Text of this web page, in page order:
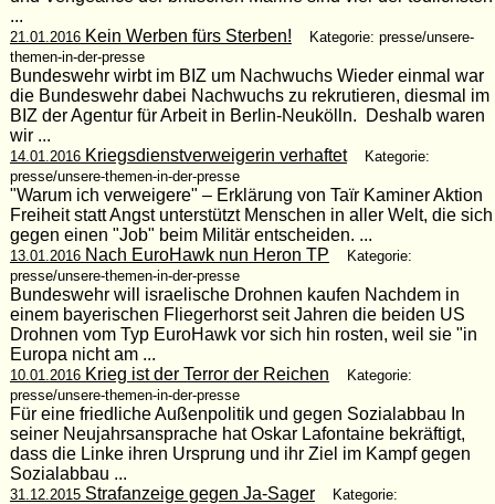
...
21.01.2016Kein Werben fürs Sterben!
Kategorie: presse/unsere-
themen-in-der-presse
Bundeswehr wirbt im BIZ um Nachwuchs Wieder einmal war
die Bundeswehr dabei Nachwuchs zu rekrutieren, diesmal im
BIZ der Agentur für Arbeit in Berlin-Neukölln. Deshalb waren
wir ...
14.01.2016Kriegsdienstverweigerin verhaftet
Kategorie:
presse/unsere-themen-in-der-presse
"Warum ich verweigere" – Erklärung von Taïr Kaminer Aktion
Freiheit statt Angst unterstützt Menschen in aller Welt, die sich
gegen einen "Job" beim Militär entscheiden. ...
13.01.2016Nach EuroHawk nun Heron TP
Kategorie:
presse/unsere-themen-in-der-presse
Bundeswehr will israelische Drohnen kaufen Nachdem in
einem bayerischen Fliegerhorst seit Jahren die beiden US
Drohnen vom Typ EuroHawk vor sich hin rosten, weil sie "in
Europa nicht am ...
10.01.2016Krieg ist der Terror der Reichen
Kategorie:
presse/unsere-themen-in-der-presse
Für eine friedliche Außenpolitik und gegen Sozialabbau In
seiner Neujahrsansprache hat Oskar Lafontaine bekräftigt,
dass die Linke ihren Ursprung und ihr Ziel im Kampf gegen
Sozialabbau ...
31.12.2015Strafanzeige gegen Ja-Sager
Kategorie: